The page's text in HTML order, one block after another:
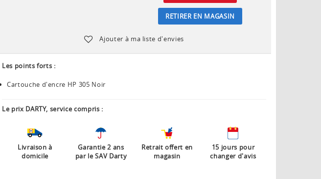
RETIRER EN MAGASIN
Ajouter à ma liste d'envies
Les points forts :
Cartouche d'encre HP 305 Noir
Le prix DARTY, service compris :
Livraison à
domicile
Garantie 2 ans
par le SAV Darty
Retrait offert en
magasin
15 jours pour
changer d'avis